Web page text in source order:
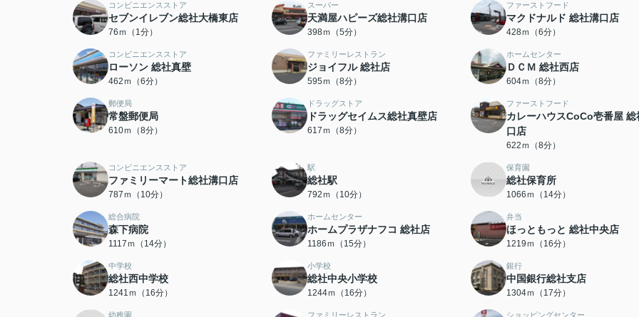
コンビニエンスストア
セブンイレブン総社大橋東店
76ｍ（1分）
スーパー
天満屋ハピーズ総社溝口店
398ｍ（5分）
ファーストフード
マクドナルド 総社溝口店
428ｍ（6分）
コンビニエンスストア
ローソン 総社真壁
462ｍ（6分）
ファミリーレストラン
ジョイフル 総社店
595ｍ（8分）
ホームセンター
ＤＣＭ 総社西店
604ｍ（8分）
郵便局
常盤郵便局
610ｍ（8分）
ドラッグストア
ドラッグセイムス総社真壁店
617ｍ（8分）
ファーストフード
カレーハウスCoCo壱番屋 総
口店
622ｍ（8分）
コンビニエンスストア
ファミリーマート総社溝口店
787ｍ（10分）
駅
総社駅
792ｍ（10分）
保育園
総社保育所
1066ｍ（14分）
総合病院
森下病院
1117ｍ（14分）
ホームセンター
ホームプラザナフコ 総社店
1186ｍ（15分）
弁当
ほっともっと 総社中央店
1219ｍ（16分）
中学校
総社西中学校
1241ｍ（16分）
小学校
総社中央小学校
1244ｍ（16分）
銀行
中国銀行総社支店
1304ｍ（17分）
幼稚園 ファミリーレストラン ショッピングセンター